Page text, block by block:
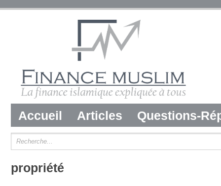
Accueil Articles Questions-
propriété